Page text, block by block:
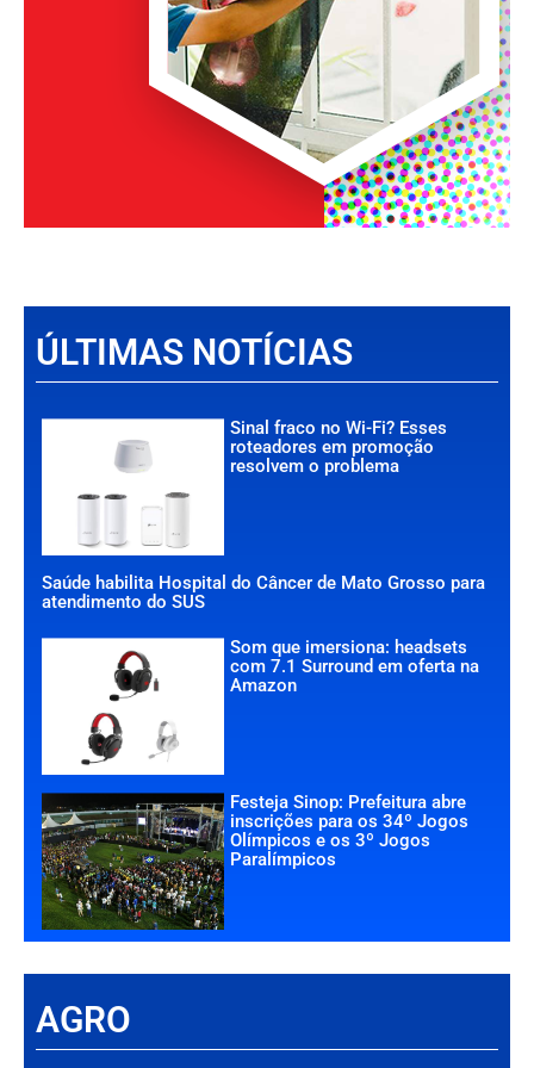
ÚLTIMAS NOTÍCIAS
Sinal fraco no Wi-Fi? Esses
roteadores em promoção
resolvem o problema
Saúde habilita Hospital do Câncer de Mato Grosso para
atendimento do SUS
Som que imersiona: headsets
com 7.1 Surround em oferta na
Amazon
Festeja Sinop: Prefeitura abre
inscrições para os 34º Jogos
Olímpicos e os 3º Jogos
Paralímpicos
AGRO